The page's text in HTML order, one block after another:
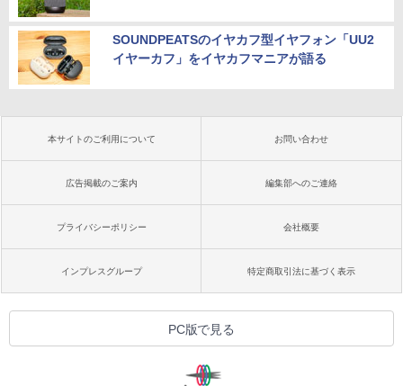
SOUNDPEATSのイヤカフ型イヤフォン「UU2
イヤーカフ」をイヤカフマニアが語る
本サイトのご利用について お問い合わせ
広告掲載のご案内 編集部へのご連絡
プライバシーポリシー 会社概要
インプレスグループ 特定商取引法に基づく表示
PC版で見る